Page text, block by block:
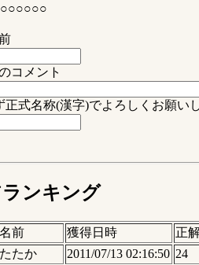
コメント
正式名称(漢字)でよろしくお願い
ンキング
名前 獲得日時 正
たたか 2011/07/13 02:16:50 24